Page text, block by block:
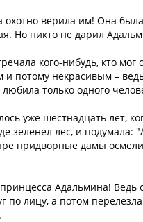
охотно верила им! Она
Но никто не дарил
кого-нибудь, кто
и потому некрасивым –
только одного
уже шестнадцать лет,
зеленел лес, и
придворные дамы
принцесса Адальмина!
по лицу, а потом